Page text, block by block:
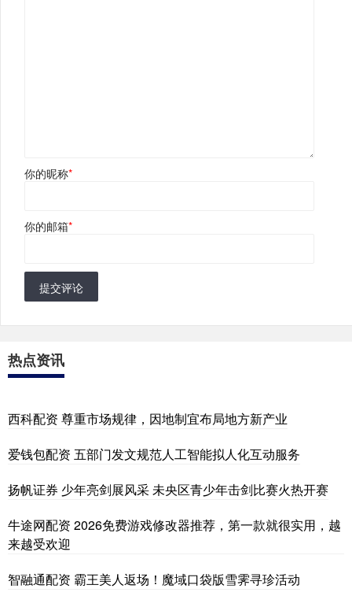
你的昵称*
你的邮箱*
提交评论
热点资讯
西科配资 尊重市场规律，因地制宜布局地方新产业
爱钱包配资 五部门发文规范人工智能拟人化互动服务
扬帆证券 少年亮剑展风采 未央区青少年击剑比赛火热开赛
牛途网配资 2026免费游戏修改器推荐，第一款就很实用，越
来越受欢迎
智融通配资 霸王美人返场！魔域口袋版雪霁寻珍活动